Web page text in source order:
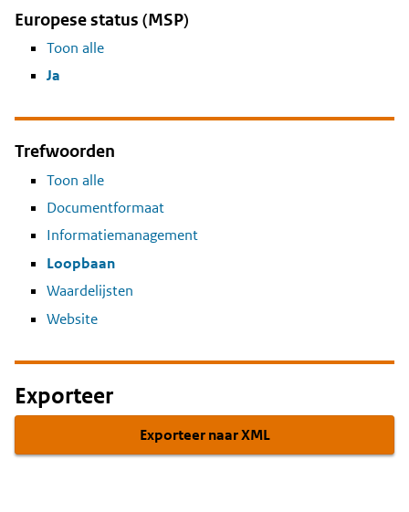
Europese status (MSP)
Toon alle
Ja
Trefwoorden
Toon alle
Documentformaat
Informatiemanagement
Loopbaan
Waardelijsten
Website
Exporteer
Exporteer naar XML